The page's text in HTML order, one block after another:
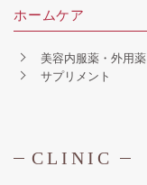
ホームケア
美容内服薬・外用薬
サプリメント
CLINIC